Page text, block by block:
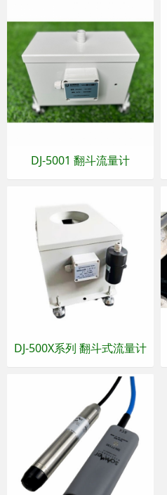
DJ-5001 翻斗流量计
DJ-500X系列 翻斗式流量计